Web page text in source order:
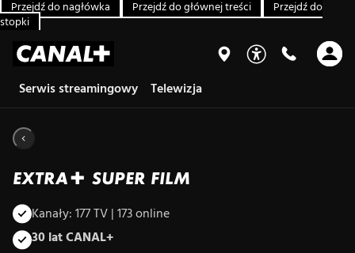
Przejdź do nagłówka Przejdź do głównej treści
Przejdź do
stopki
Serwis streamingowy Telewizja
EXTRA+ SUPER FILM
Kanały: 177 TV | 173 online
30 lat CANAL+